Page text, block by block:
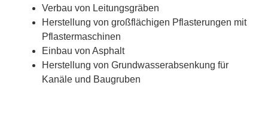
Verbau von Leitungsgräben
Herstellung von großflächigen Pflasterungen mit
Pflastermaschinen
Einbau von Asphalt
Herstellung von Grundwasserabsenkung für
Kanäle und Baugruben